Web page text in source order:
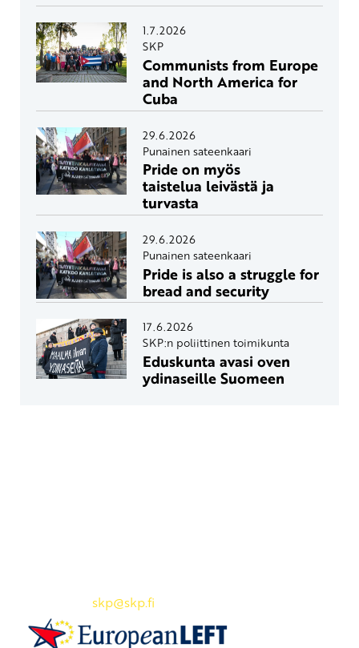
1.7.2026
SKP
Communists from Europe
and North America for
Cuba
29.6.2026
Punainen sateenkaari
Pride on myös
taistelua leivästä ja
turvasta
29.6.2026
Punainen sateenkaari
Pride is also a struggle for
bread and security
17.6.2026
SKP:n poliittinen toimikunta
Eduskunta avasi oven
ydinaseille Suomeen
skp@skp.fi